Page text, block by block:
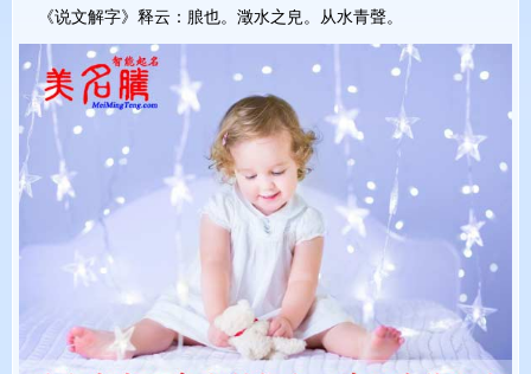
《说文解字》释云：朖也。澂水之皃。从水青聲。